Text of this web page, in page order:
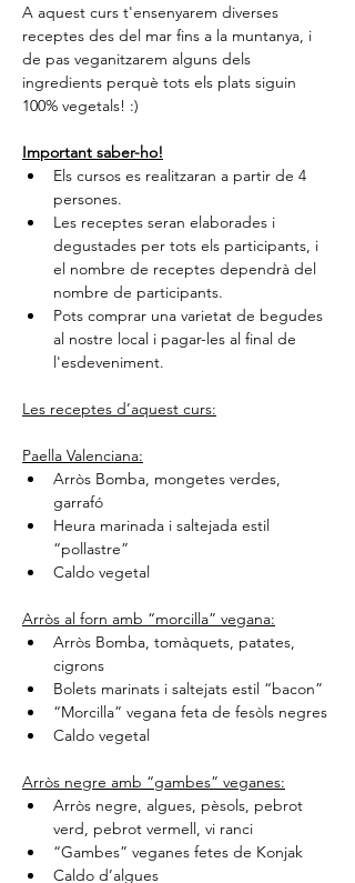
A aquest curs t'ensenyarem diverses
receptes des del mar fins a la muntanya, i
de pas veganitzarem alguns dels
ingredients perquè tots els plats siguin
100% vegetals! :)
Important saber-ho!
Els cursos es realitzaran a partir de 4
persones.
Les receptes seran elaborades i
degustades per tots els participants, i
el nombre de receptes dependrà del
nombre de participants.
Pots comprar una varietat de begudes
al nostre local i pagar-les al final de
l'esdeveniment.
Les receptes d’aquest curs:
Paella Valenciana:
Arròs Bomba, mongetes verdes,
garrafó
Heura marinada i saltejada estil
“pollastre”
Caldo vegetal
Arròs al forn amb “morcilla” vegana:
Arròs Bomba, tomàquets, patates,
cigrons
Bolets marinats i saltejats estil “bacon”
“Morcilla” vegana feta de fesòls negres
Caldo vegetal
Arròs negre amb “gambes” veganes:
Arròs negre, algues, pèsols, pebrot
verd, pebrot vermell, vi ranci
“Gambes” veganes fetes de Konjak
Caldo d’algues